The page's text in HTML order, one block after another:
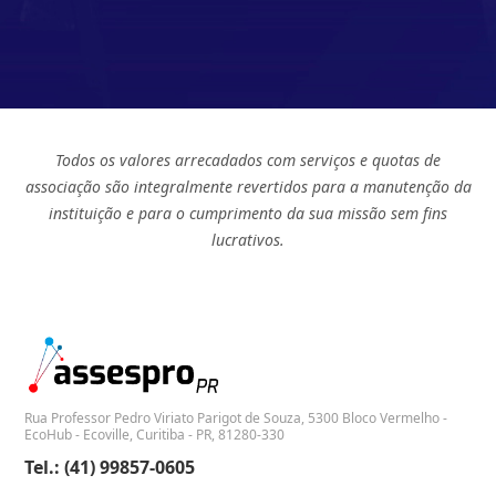
Todos os valores arrecadados com serviços e quotas de
associação são integralmente revertidos para a manutenção da
instituição e para o cumprimento da sua missão sem fins
lucrativos.
Rua Professor Pedro Viriato Parigot de Souza, 5300 Bloco Vermelho -
EcoHub - Ecoville, Curitiba - PR, 81280-330
Tel.: (41) 99857-0605